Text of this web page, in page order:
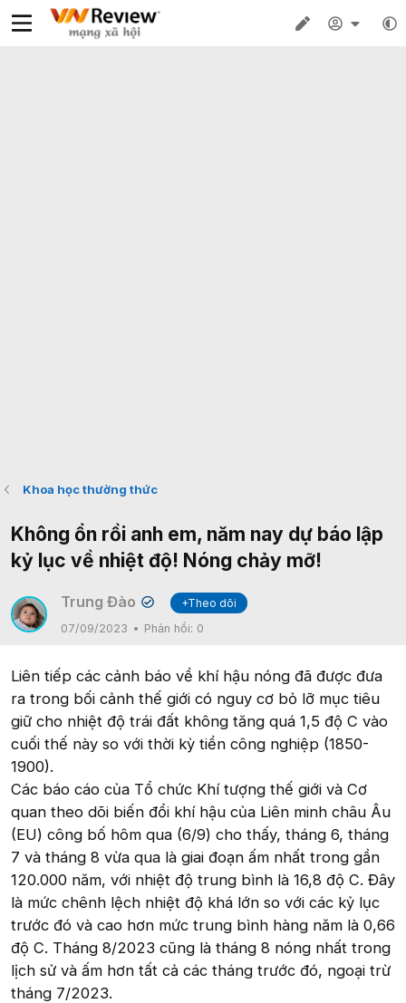
Khoa học thường thức
Không ổn rồi anh em, năm nay dự báo lập
kỷ lục về nhiệt độ! Nóng chảy mỡ!
Trung Đào ✔
+Theo dõi
07/09/2023
Phản hồi: 0
Liên tiếp các cảnh báo về khí hậu nóng đã được đưa
ra trong bối cảnh thế giới có nguy cơ bỏ lỡ mục tiêu
giữ cho nhiệt độ trái đất không tăng quá 1,5 độ C vào
cuối thế này so với thời kỳ tiền công nghiệp (1850-
1900).
Các báo cáo của Tổ chức Khí tượng thế giới và Cơ
quan theo dõi biến đổi khí hậu của Liên minh châu Âu
(EU) công bố hôm qua (6/9) cho thấy, tháng 6, tháng
7 và tháng 8 vừa qua là giai đoạn ấm nhất trong gần
120.000 năm, với nhiệt độ trung bình là 16,8 độ C. Đây
là mức chênh lệch nhiệt độ khá lớn so với các kỷ lục
trước đó và cao hơn mức trung bình hàng năm là 0,66
độ C. Tháng 8/2023 cũng là tháng 8 nóng nhất trong
lịch sử và ấm hơn tất cả các tháng trước đó, ngoại trừ
tháng 7/2023.